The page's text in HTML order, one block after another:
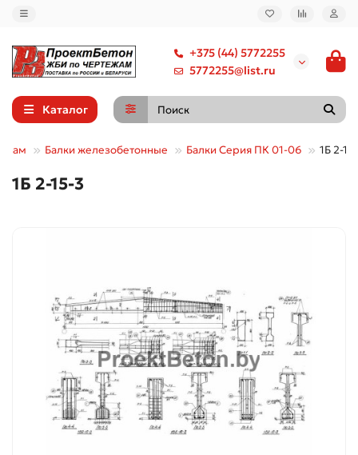
+375 (44) 5772255
5772255@list.ru
Каталог
Балки железобетонные Балки Серия ПК 01-06 1Б 2-
1Б 2-15-3